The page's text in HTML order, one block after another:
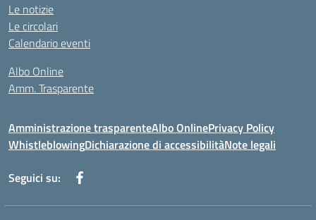
Le notizie
Le circolari
Calendario eventi
Albo Online
Amm. Trasparente
Amministrazione trasparenteAlbo OnlinePrivacy Policy
WhistleblowingDichiarazione di accessibilitàNote legali
Seguici su: